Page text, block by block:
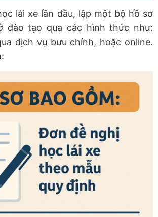
lái xe lần đầu, lập một bộ hồ sơ
đào tạo qua các hình thức như:
dịch vụ bưu chính, hoặc online.